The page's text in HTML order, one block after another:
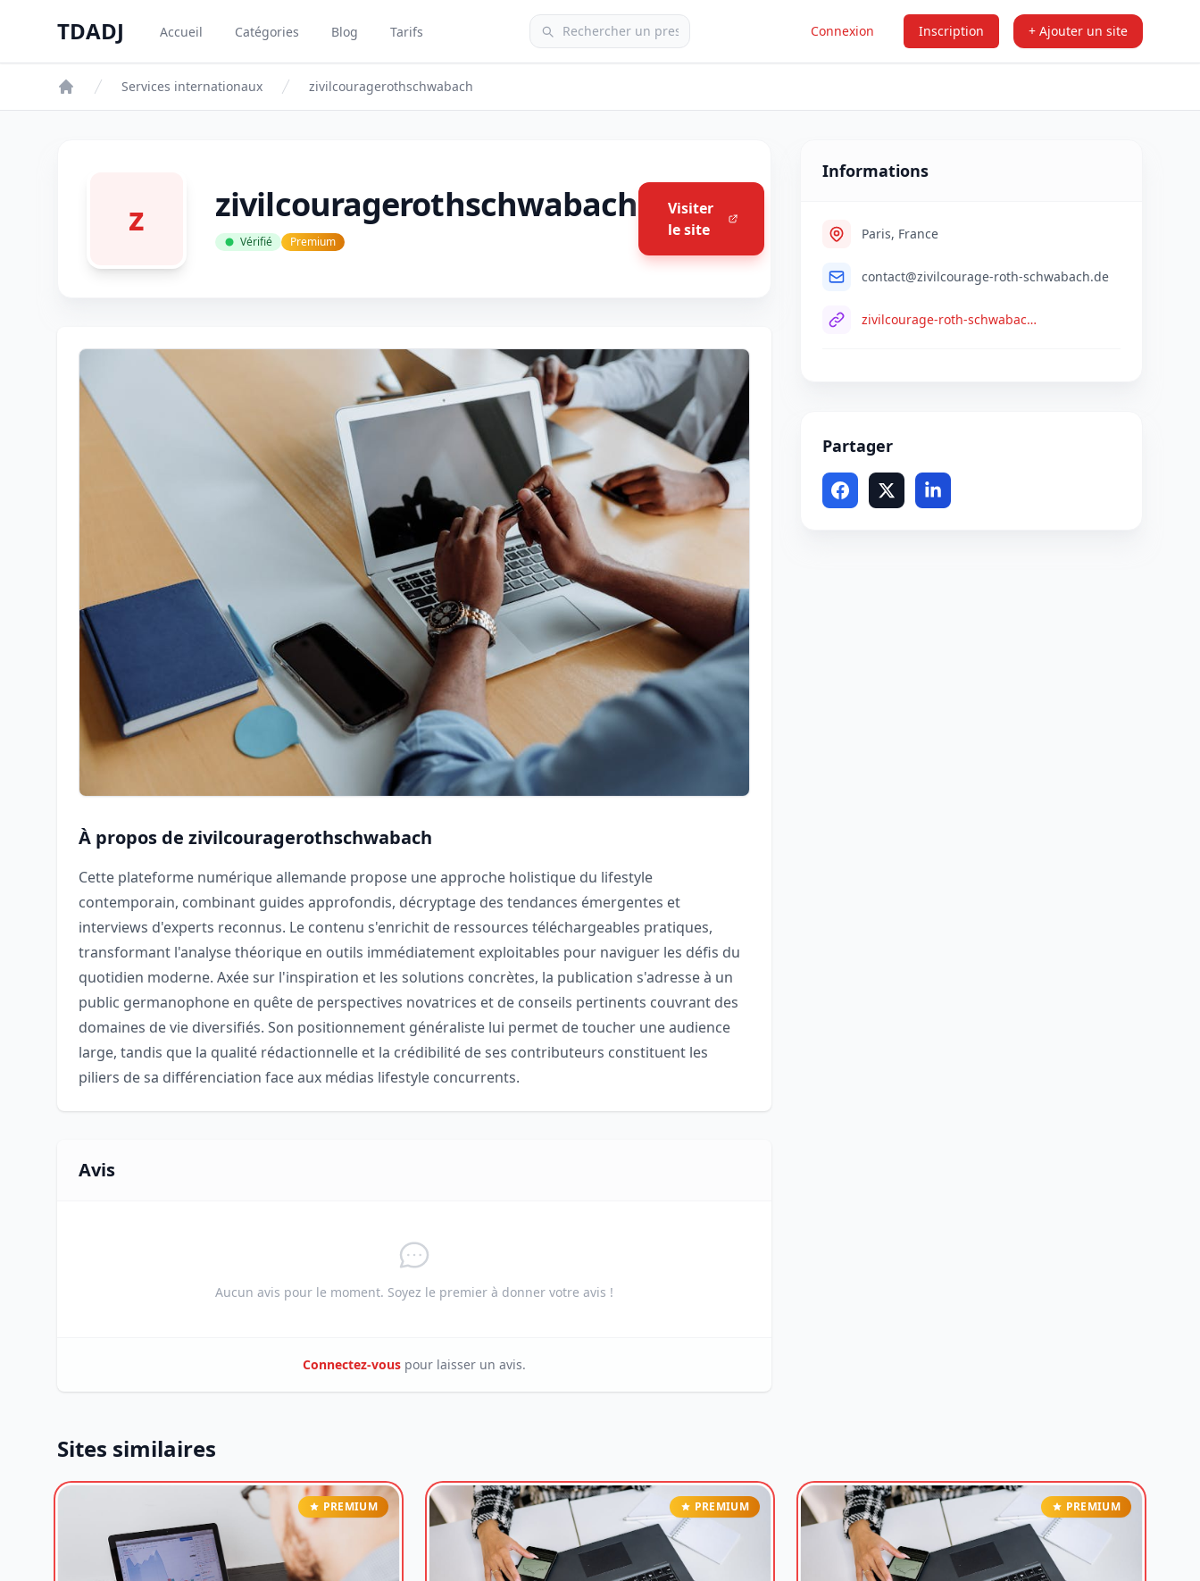
TDADJ
TDADJ Accueil Catégories Blog Tarifs Connexion Inscription + Ajouter un site
Services internationaux zivilcouragerothschwabach
z zivilcouragerothschwabach
Vérifié Premium
Visiter
le site
À propos de zivilcouragerothschwabach
Cette plateforme numérique allemande propose une approche holistique du lifestyle
contemporain, combinant guides approfondis, décryptage des tendances émergentes et
interviews d'experts reconnus. Le contenu s'enrichit de ressources téléchargeables pratiques,
transformant l'analyse théorique en outils immédiatement exploitables pour naviguer les défis du
quotidien moderne. Axée sur l'inspiration et les solutions concrètes, la publication s'adresse à un
public germanophone en quête de perspectives novatrices et de conseils pertinents couvrant des
domaines de vie diversifiés. Son positionnement généraliste lui permet de toucher une audience
large, tandis que la qualité rédactionnelle et la crédibilité de ses contributeurs constituent les
piliers de sa différenciation face aux médias lifestyle concurrents.
Avis
Aucun avis pour le moment. Soyez le premier à donner votre avis !
Connectez-vous pour laisser un avis.
Informations
Paris, France
contact@zivilcourage-roth-schwabach.de
zivilcourage-roth-schwabach.de
Partager
Sites similaires
PREMIUM PREMIUM PREMIUM